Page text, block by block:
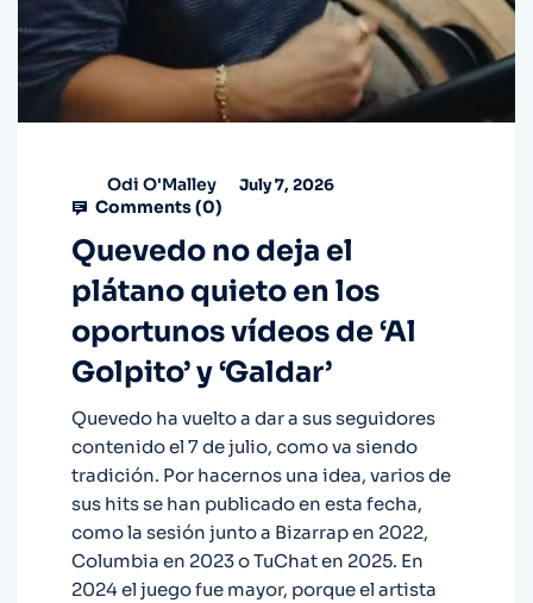
Odi O'Malley July 7, 2026
Comments (0)
Quevedo no deja el
plátano quieto en los
oportunos vídeos de ‘Al
Golpito’ y ‘Galdar’
Quevedo ha vuelto a dar a sus seguidores
contenido el 7 de julio, como va siendo
tradición. Por hacernos una idea, varios de
sus hits se han publicado en esta fecha,
como la sesión junto a Bizarrap en 2022,
Columbia en 2023 o TuChat en 2025. En
2024 el juego fue mayor, porque el artista